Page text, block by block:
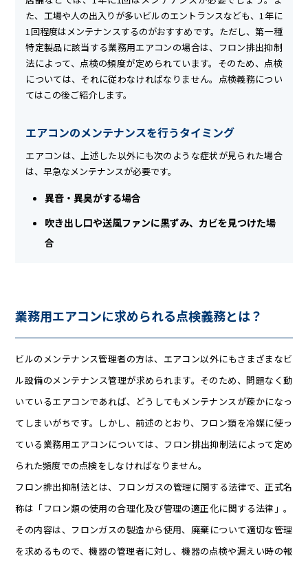
た、工場や人の出入りが多いビルのエントランスなども、1年に
1回程度はメンテナンスするのがおすすめです。ただし、第一種
特定製品に該当する業務用エアコンの場合は、フロン排出抑制
法によって、点検の頻度が定められています。そのため、点検
については、それに従わなければなりません。点検義務につい
てはこの後ご紹介します。
エアコンのメンテナンスを行うタイミング
エアコンは、上述した以外にも次のような症状が見られた場合
は、早急なメンテナンスが必要です。
異音・異臭がする場合
吹き出し口や送風ファンに黒ずみ、カビを見つけた場
合
業務用エアコンに求められる点検義務とは？
ビルのメンテナンス管理者の方は、エアコン以外にもさまざまなビ
ル設備のメンテナンス管理が求められます。そのため、問題なく動
いているエアコンであれば、どうしてもメンテナンスが疎かになっ
てしまいがちです。しかし、前述のとおり、フロン類を冷媒に使っ
ている業務用エアコンについては、フロン排出抑制法によって定め
られた頻度での点検をしなければなりません。
フロン排出抑制法とは、フロンガスの管理に関する法律で、正式名
称は「フロン類の使用の合理化及び管理の適正化に関する法律」。
その内容は、フロンガスの製造から使用、廃棄について適切な管理
を求めるもので、機器の管理者に対し、機器の点検や漏えい時の報